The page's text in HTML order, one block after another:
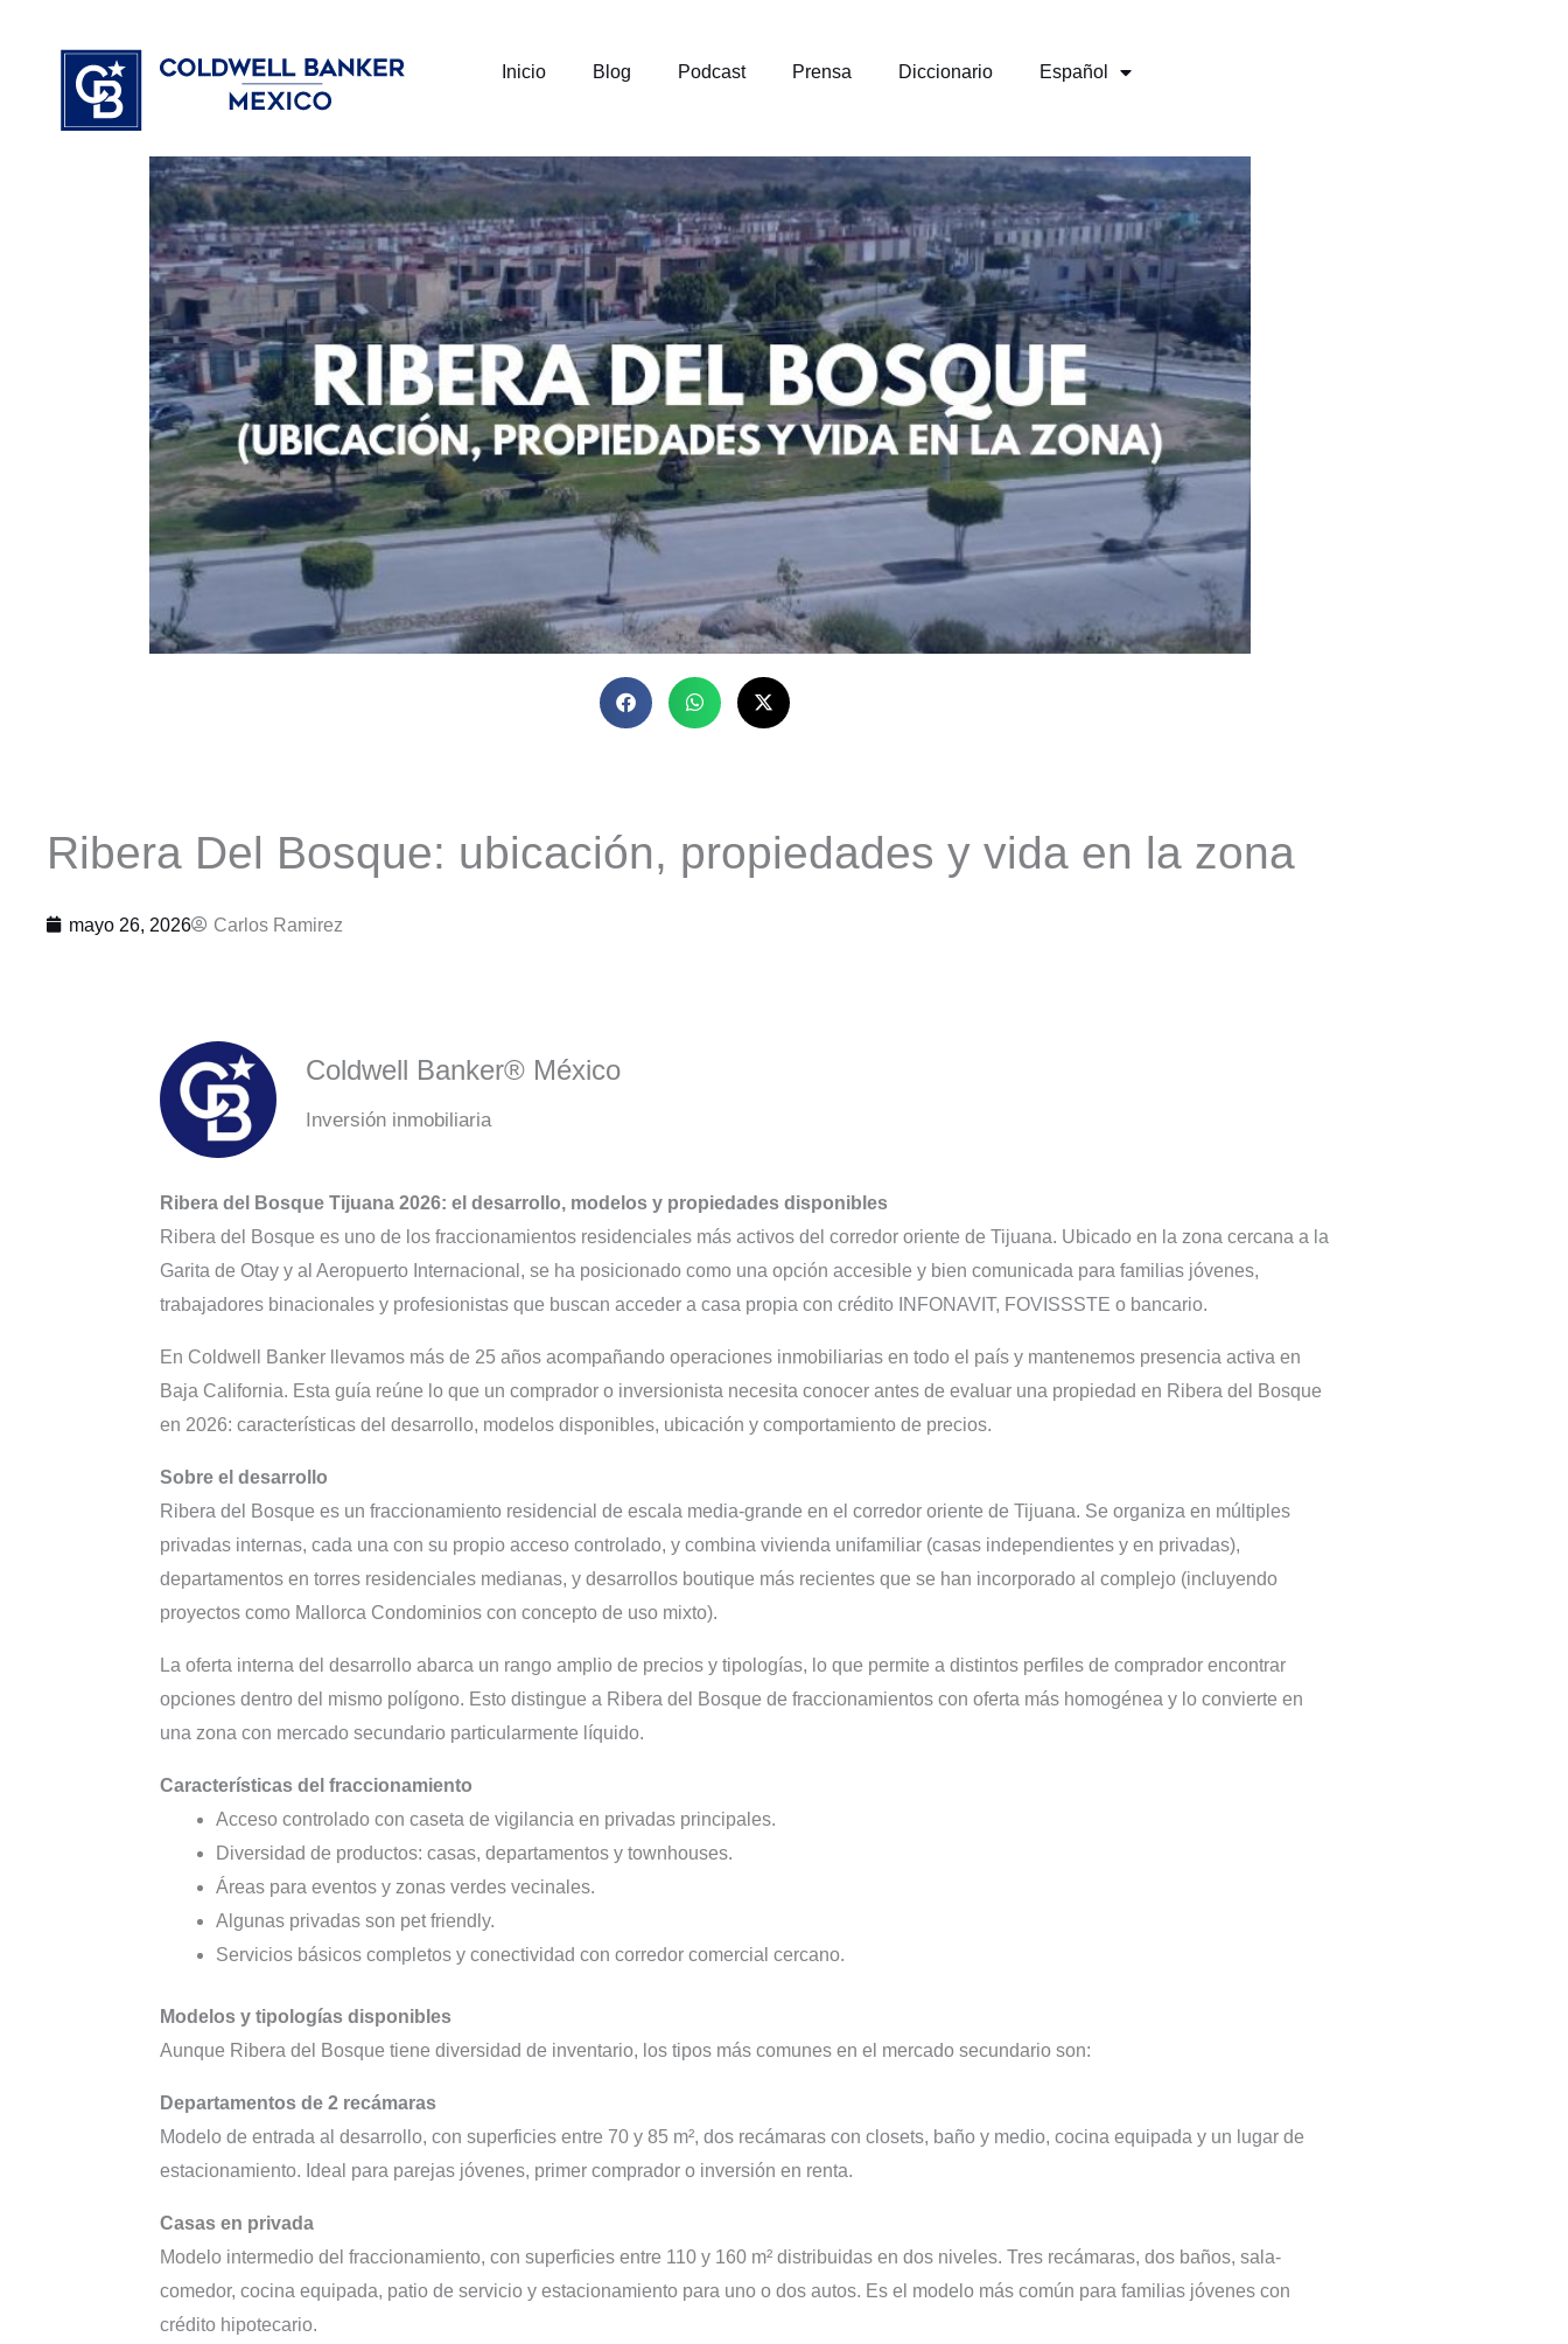
contenido
Inicio Blog Podcast Prensa Diccionario Español
Ribera Del Bosque: ubicación, propiedades y vida en la zona
mayo 26, 2026 Carlos Ramirez
Coldwell Banker® México
Inversión inmobiliaria
Ribera del Bosque Tijuana 2026: el desarrollo, modelos y propiedades disponibles
Ribera del Bosque es uno de los fraccionamientos residenciales más activos del corredor oriente de Tijuana. Ubicado en la zona cercana a la
Garita de Otay y al Aeropuerto Internacional, se ha posicionado como una opción accesible y bien comunicada para familias jóvenes,
trabajadores binacionales y profesionistas que buscan acceder a casa propia con crédito INFONAVIT, FOVISSSTE o bancario.
En Coldwell Banker llevamos más de 25 años acompañando operaciones inmobiliarias en todo el país y mantenemos presencia activa en
Baja California. Esta guía reúne lo que un comprador o inversionista necesita conocer antes de evaluar una propiedad en Ribera del Bosque
en 2026: características del desarrollo, modelos disponibles, ubicación y comportamiento de precios.
Sobre el desarrollo
Ribera del Bosque es un fraccionamiento residencial de escala media-grande en el corredor oriente de Tijuana. Se organiza en múltiples
privadas internas, cada una con su propio acceso controlado, y combina vivienda unifamiliar (casas independientes y en privadas),
departamentos en torres residenciales medianas, y desarrollos boutique más recientes que se han incorporado al complejo (incluyendo
proyectos como Mallorca Condominios con concepto de uso mixto).
La oferta interna del desarrollo abarca un rango amplio de precios y tipologías, lo que permite a distintos perfiles de comprador encontrar
opciones dentro del mismo polígono. Esto distingue a Ribera del Bosque de fraccionamientos con oferta más homogénea y lo convierte en
una zona con mercado secundario particularmente líquido.
Características del fraccionamiento
Acceso controlado con caseta de vigilancia en privadas principales.
Diversidad de productos: casas, departamentos y townhouses.
Áreas para eventos y zonas verdes vecinales.
Algunas privadas son pet friendly.
Servicios básicos completos y conectividad con corredor comercial cercano.
Modelos y tipologías disponibles
Aunque Ribera del Bosque tiene diversidad de inventario, los tipos más comunes en el mercado secundario son:
Departamentos de 2 recámaras
Modelo de entrada al desarrollo, con superficies entre 70 y 85 m², dos recámaras con closets, baño y medio, cocina equipada y un lugar de
estacionamiento. Ideal para parejas jóvenes, primer comprador o inversión en renta.
Casas en privada
Modelo intermedio del fraccionamiento, con superficies entre 110 y 160 m² distribuidas en dos niveles. Tres recámaras, dos baños, sala-
comedor, cocina equipada, patio de servicio y estacionamiento para uno o dos autos. Es el modelo más común para familias jóvenes con
crédito hipotecario.